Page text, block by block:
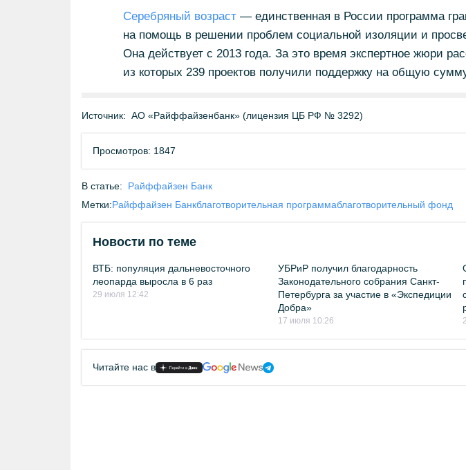
Серебряный возраст— единственная в России программа
на помощь в решении проблем социальной изоляции и
Она действует с 2013 года. За это время экспертное жюри
из которых 239 проектов получили поддержку на общую
Источник: АО «Райффайзенбанк» (лицензия ЦБ РФ № 3292)
Просмотров: 1847
В статье:
Райффайзен Банк
Метки:Райффайзен Банкблаготворительная программаблаготворительный фонд
Новости по теме
ВТБ: популяция дальневосточного
леопарда выросла в 6 раз
29 июля 12:42
УБРиР получил благодарность
Законодательного собрания Санкт-
Петербурга за участие в «Экспедиции
Добра»
17 июля 10:26
Читайте нас в